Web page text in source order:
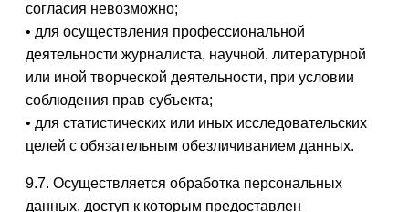
согласия невозможно;
• для осуществления профессиональной
деятельности журналиста, научной, литературной
или иной творческой деятельности, при условии
соблюдения прав субъекта;
• для статистических или иных исследовательских
целей с обязательным обезличиванием данных.
9.7. Осуществляется обработка персональных
данных, доступ к которым предоставлен